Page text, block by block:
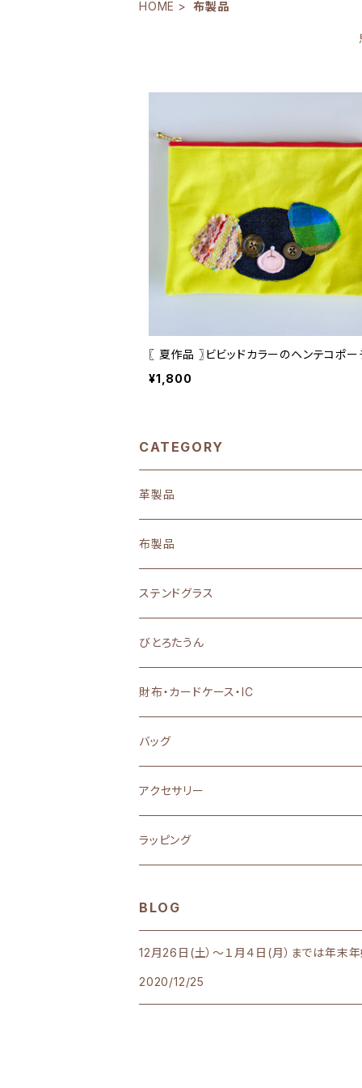
HOME 布製品
〖 夏作品 〗ビビッドカラーのヘンテコポー
¥1,800
CATEGORY
革製品
布製品
ステンドグラス
置物・雑貨・小物
アクセサリー
びとろたうん
財布・カードケース・IC
バッグ
アクセサリー
ラッピング
BLOG
12月26日(土）～１月４日(月）までは年末
2020/12/25